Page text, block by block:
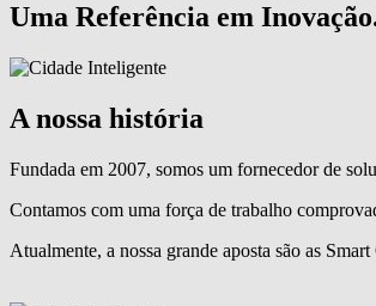
Uma Referência em
A nossa história
Fundada em 2007, somos um fornecedor de
Contamos com uma força de trabalho
Atualmente, a nossa grande aposta são as Smart